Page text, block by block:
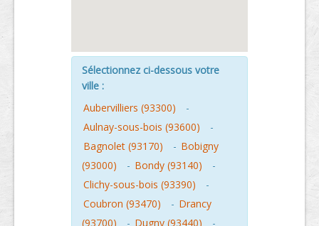
Sélectionnez ci-dessous votre
ville :
Aubervilliers (93300)
-
Aulnay-sous-bois (93600)
-
Bagnolet (93170)
- Bobigny
(93000)
- Bondy (93140)
-
Clichy-sous-bois (93390)
-
Coubron (93470)
- Drancy
(93700)
- Dugny (93440)
-